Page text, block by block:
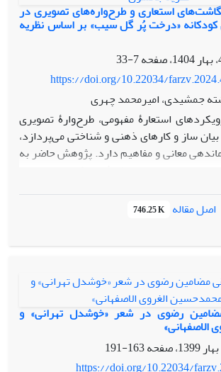
استعاری و طرح‌واره‌های تصویری در
«درخت پُر گل سیب» بر اساس نظریه
7-33
https://doi.org/10.22034/
جمشیدی، امیرمحمد چهری
استعارۀ مفهومی، طرح‌وارۀ تصویری
ساز و کارهای ذهنی و شناختی می‌پردازد،
معانی و مفاهیم دارد. پژوهش حاضر به
و در چهارچوب نظریۀ معناشناختی، میزان
حجمی، حرکتی و قدرتی با تکیه بر نظریۀ
می‌دهد.
به طرح‌واره‌های حجمی و 2 طرح‌واره مربوط به طرح‌واره‌های قدرتی
حرکتی تشکیل می دهد. از نظر فراوانی،
سهم را در القای مفهوم به مخاطب و
رضوی بازنمود اصلی را داراست. و علت آن
انتزاعی مانند شادی و نشاط، کوشش و کار،
نیازمند حرکت، جنبش و فعالیت کودک
اصل مقاله 746.25 K
رضوی در شعر «خوشدل تهرانی» و
الاصفهانی»
163-191
https://doi.org/10.22034/